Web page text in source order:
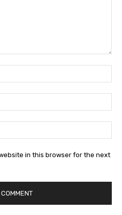
in this browser for the next